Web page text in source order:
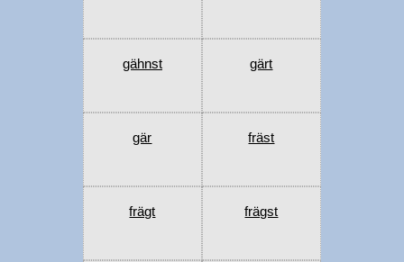
gähnst gärt
gär fräst
frägt frägst